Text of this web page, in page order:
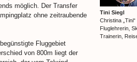
möglich. Der Transfer
ohne zeitraubende
Fluggebiet
von 800m liegt der
Tini Siegl
Christina „Tini“
Fluglehrerin,
Trainerin,